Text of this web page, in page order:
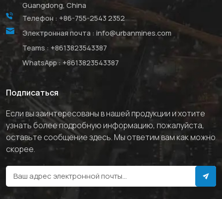
Guangdong, China
Телефон : +86-755-2543 2352
Электронная почта : info@urbanmines.com
Teams : +8613823543387
WhatsApp : +8613823543387
Подписаться
Если вы заинтересованы в нашей продукции и хотите
узнать более подробную информацию, пожалуйста,
оставьте сообщение здесь. Мы ответим вам как можно
скорее.